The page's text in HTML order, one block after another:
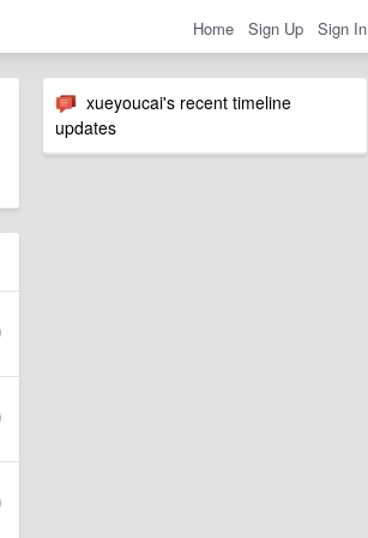
Home Sign Up Sign In
xueyoucai's recent timeline
updates